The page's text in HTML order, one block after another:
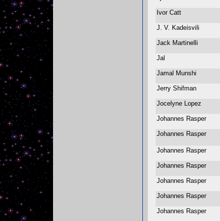
Ivor Catt
J. V. Kadeisvili
Jack Martinelli
Jal
Jamal Munshi
Jerry Shifman
Jocelyne Lopez
Johannes Rasper
Johannes Rasper
Johannes Rasper
Johannes Rasper
Johannes Rasper
Johannes Rasper
Johannes Rasper